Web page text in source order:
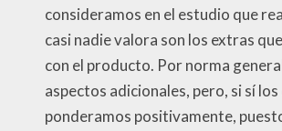
consideramos en el estudio que
casi nadie valora son los extras
con el producto. Por norma
aspectos adicionales, pero, si sí
ponderamos positivamente,